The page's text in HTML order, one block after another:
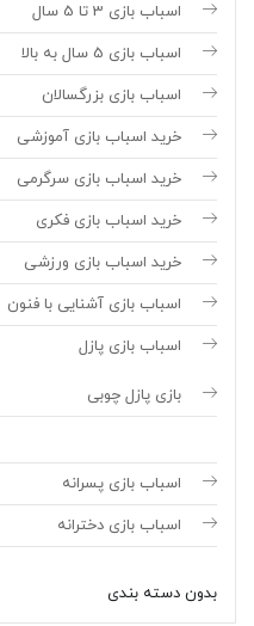
اسباب بازی 3 تا 5 سال
اسباب بازی 5 سال به بالا
اسباب بازی بزرگسالان
خرید اسباب بازی آموزشی
خرید اسباب بازی سرگرمی
خرید اسباب بازی فکری
خرید اسباب بازی ورزشی
اسباب بازی آشنایی با فنون
اسباب بازی پازل
بازی پازل چوبی
اسباب بازی پسرانه
اسباب بازی دخترانه
بدون دسته بندی